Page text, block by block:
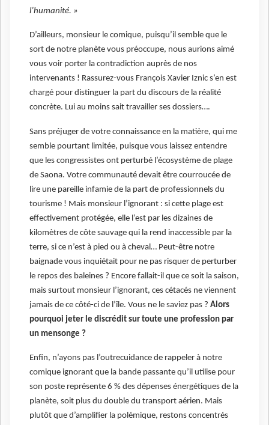
l’humanité. »
D’ailleurs, monsieur le comique, puisqu’il semble que le
sort de notre planète vous préoccupe, nous aurions aimé
vous voir porter la contradiction auprès de nos
intervenants ! Rassurez-vous François Xavier Iznic s’en est
chargé pour distinguer la part du discours de la réalité
concrète. Lui au moins sait travailler ses dossiers….
Sans préjuger de votre connaissance en la matière, qui me
semble pourtant limitée, puisque vous laissez entendre
que les congressistes ont perturbé l’écosystème de plage
de Saona. Votre communauté devait être courroucée de
lire une pareille infamie de la part de professionnels du
tourisme ! Mais monsieur l’ignorant : si cette plage est
effectivement protégée, elle l’est par les dizaines de
kilomètres de côte sauvage qui la rend inaccessible par la
terre, si ce n’est à pied ou à cheval… Peut-être notre
baignade vous inquiétait pour ne pas risquer de perturber
le repos des baleines ? Encore fallait-il que ce soit la saison,
mais surtout monsieur l’ignorant, ces cétacés ne viennent
jamais de ce côté-ci de l’île. Vous ne le saviez pas ? Alors
pourquoi jeter le discrédit sur toute une profession par
un mensonge ?
Enfin, n’ayons pas l’outrecuidance de rappeler à notre
comique ignorant que la bande passante qu’il utilise pour
son poste représente 6 % des dépenses énergétiques de la
planète, soit plus du double du transport aérien. Mais
plutôt que d’amplifier la polémique, restons concentrés